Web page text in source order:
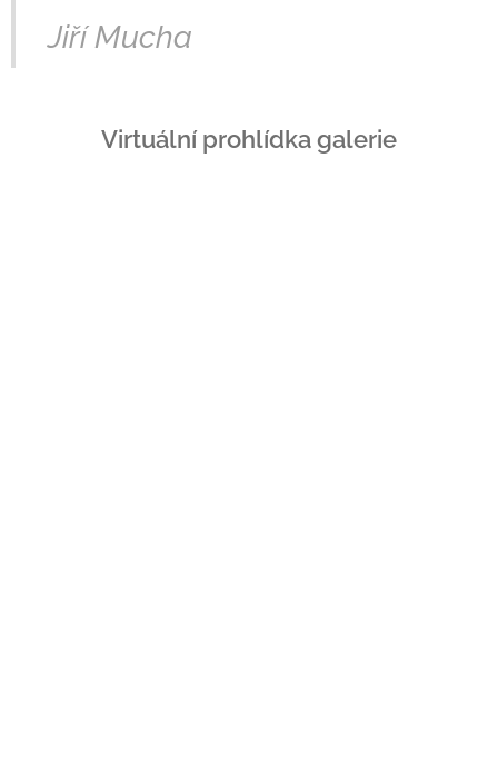
Jiří Mucha
Virtuální prohlídka galerie